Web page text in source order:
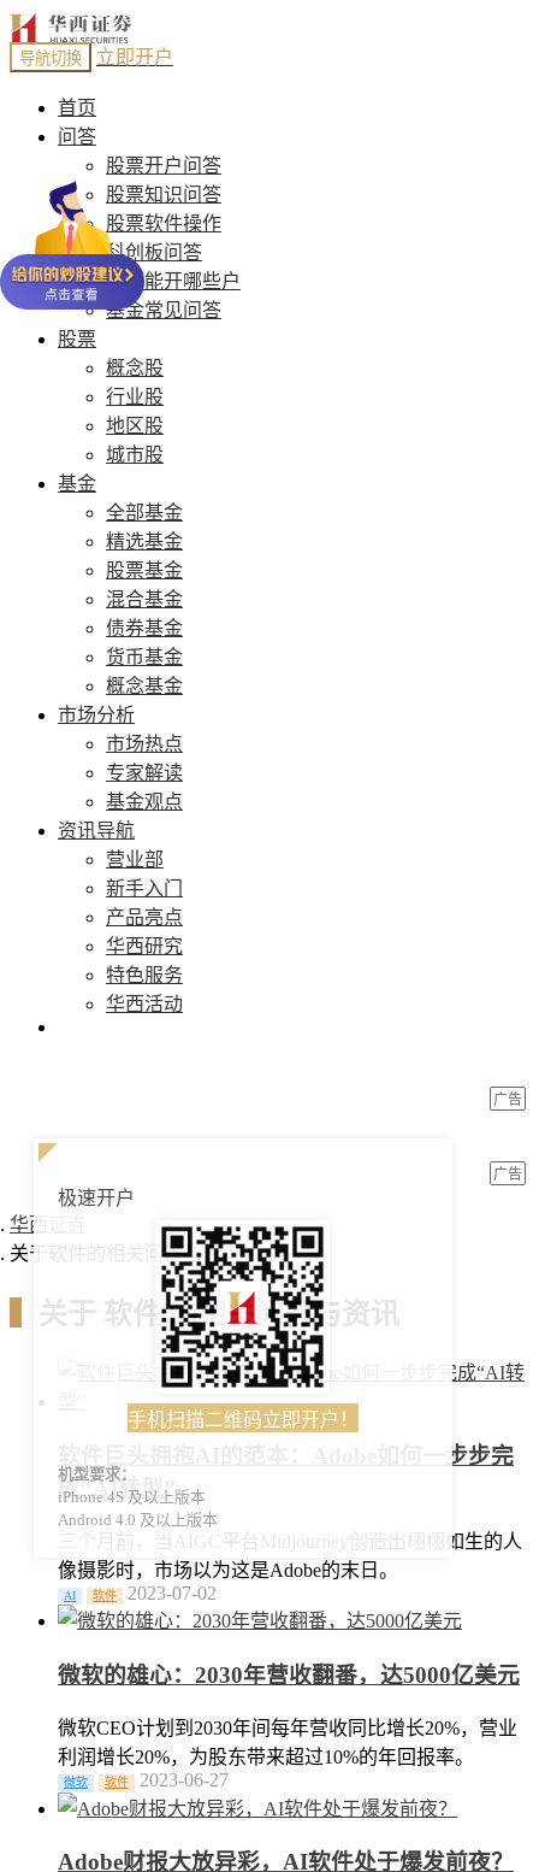
导航切换 立即开户
首页
问答
股票开户问答
股票知识问答
股票软件操作
科创板问答
股票能开哪些户
基金常见问答
股票
概念股
行业股
地区股
城市股
基金
全部基金
精选基金
股票基金
混合基金
债券基金
货币基金
概念基金
市场分析
市场热点
专家解读
基金观点
资讯导航
营业部
新手入门
产品亮点
华西研究
特色服务
华西活动
广告
广告
极速开户
手机扫描二维码立即开户！
机型要求：
iPhone 4S 及以上版本
Android 4.0 及以上版本
华西证券
关于软件的相关问答与资讯
关于 软件的相关问答与资讯
软件巨头拥抱AI的范本：Adobe如何一步步完
成“AI转型”
三个月前，当AIGC平台Midjourney创造出栩栩如生的人
像摄影时，市场以为这是Adobe的末日。
AI 软件 2023-07-02
微软的雄心：2030年营收翻番，达5000亿美元
微软CEO计划到2030年间每年营收同比增长20%，营业
利润增长20%，为股东带来超过10%的年回报率。
微软 软件 2023-06-27
Adobe财报大放异彩，AI软件处于爆发前夜？